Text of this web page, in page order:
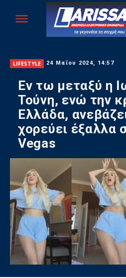
LIFESTYLE 24 Μαΐου 2024, 14:57
Εν τω μεταξύ η
Τούνη, ενώ την
Ελλάδα,
χορεύει έξαλλα
Vegas